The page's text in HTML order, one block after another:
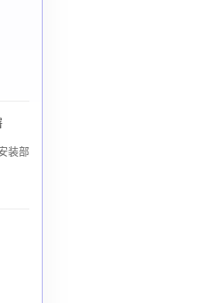
装部